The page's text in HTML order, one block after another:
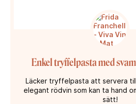
Enkel tryffelpasta med
Läcker tryffelpasta att servera
elegant rödvin som kan ta hand
sätt!